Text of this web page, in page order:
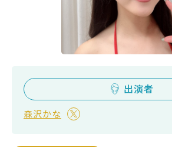
出演者
森沢かな